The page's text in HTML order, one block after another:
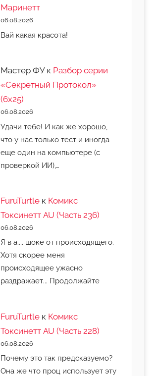
Маринетт
06.08.2026
Вай какая красота!
Мастер ФУк Разбор серии
«Секретный Протокол»
(6х25)
06.08.2026
Удачи тебе! И как же хорошо,
что у нас только тест и иногда
еще один на компьютере (с
проверкой ИИ),…
FuruTurtle к Комикс
Токсинетт AU (Часть 236)
06.08.2026
Я в а.... шоке от происходящего.
Хотя скорее меня
происходящее ужасно
раздражает... Продолжайте
FuruTurtle к Комикс
Токсинетт AU (Часть 228)
06.08.2026
Почему это так предсказуемо?
Она же что проц использует эту